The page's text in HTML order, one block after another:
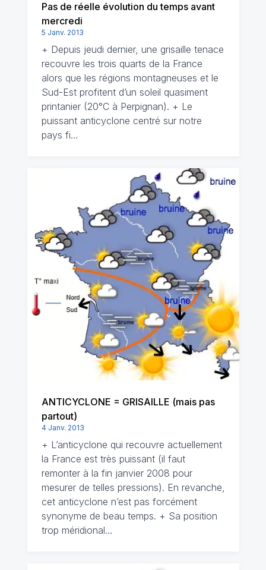
Pas de réelle évolution du temps avant
mercredi
5 Janv. 2013
+ Depuis jeudi dernier, une grisaille tenace
recouvre les trois quarts de la France
alors que les régions montagneuses et le
Sud-Est profitent d’un soleil quasiment
printanier (20°C à Perpignan). + Le
puissant anticyclone centré sur notre
pays fi…
ANTICYCLONE = GRISAILLE (mais pas
partout)
4 Janv. 2013
+ L’anticyclone qui recouvre actuellement
la France est très puissant (il faut
remonter à la fin janvier 2008 pour
mesurer de telles pressions). En revanche,
cet anticyclone n’est pas forcément
synonyme de beau temps. + Sa position
trop méridional…